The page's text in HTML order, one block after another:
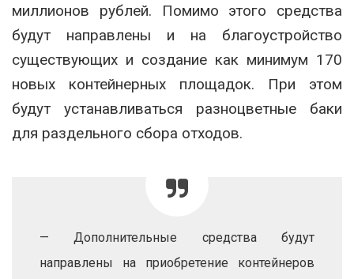
миллионов рублей. Помимо этого средства
будут направлены и на благоустройство
существующих и создание как минимум 170
новых контейнерных площадок. При этом
будут устанавливаться разноцветные баки
для раздельного сбора отходов.
— Дополнительные средства будут
направлены на приобретение контейнеров